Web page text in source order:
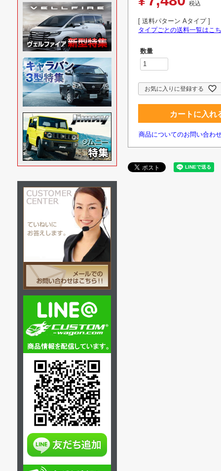
税込
送料パターン Aタイプ
タイプごとの送料一覧はこ
お気に入りに登録する
カートに入れ
商品についてのお問い合わ